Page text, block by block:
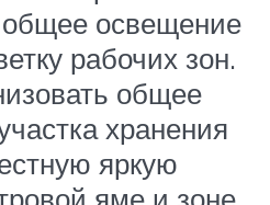
освещение
рабочих зон.
общее
хранения
яркую
яме и зоне